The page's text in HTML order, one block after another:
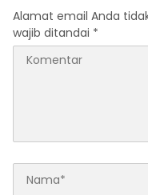
Alamat email Anda
wajib ditandai *